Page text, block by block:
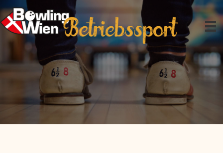
Inhalt
springen